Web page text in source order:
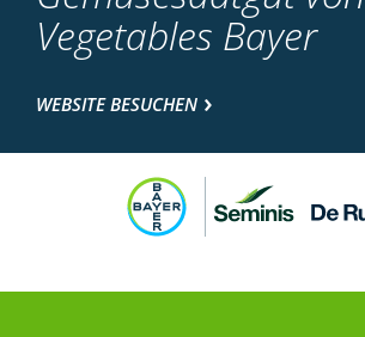
Vegetables Bayer
WEBSITE BESUCHEN